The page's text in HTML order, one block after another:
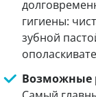
гигиены:
зубной
Возможные